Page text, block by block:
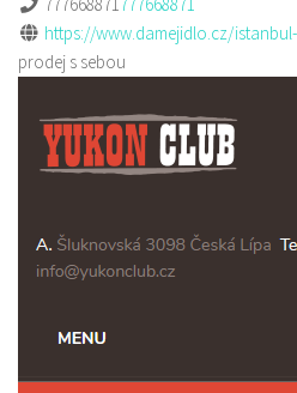
https://www.damejidlo.cz/
prodej s sebou